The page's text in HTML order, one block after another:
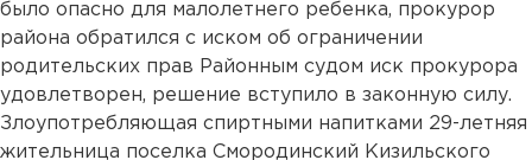
было опасно для малолетнего ребенка, прокурор
района обратился с иском об ограничении
родительских прав Районным судом иск прокурора
удовлетворен, решение вступило в законную силу.
Злоупотребляющая спиртными напитками 29-летняя
жительница поселка Смородинский Кизильского